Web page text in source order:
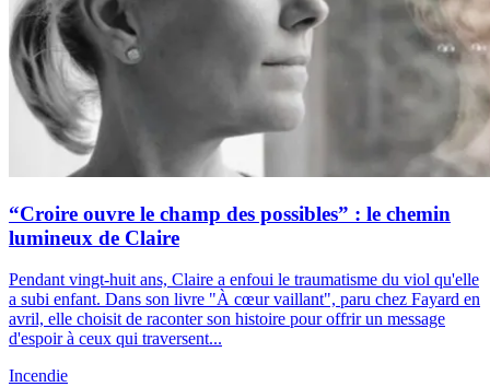
“Croire ouvre le champ des possibles” : le chemin
lumineux de Claire
Pendant vingt-huit ans, Claire a enfoui le traumatisme du viol qu'elle
a subi enfant. Dans son livre "À cœur vaillant", paru chez Fayard en
avril, elle choisit de raconter son histoire pour offrir un message
d'espoir à ceux qui traversent...
Incendie